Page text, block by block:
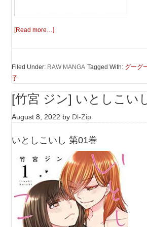
[Read more…]
Filed Under: RAW MANGA Tagged With: グーグ
子
[竹宮 ジン] いとしこい
August 8, 2022 by Dl-Zip
いとしこいし 第01巻